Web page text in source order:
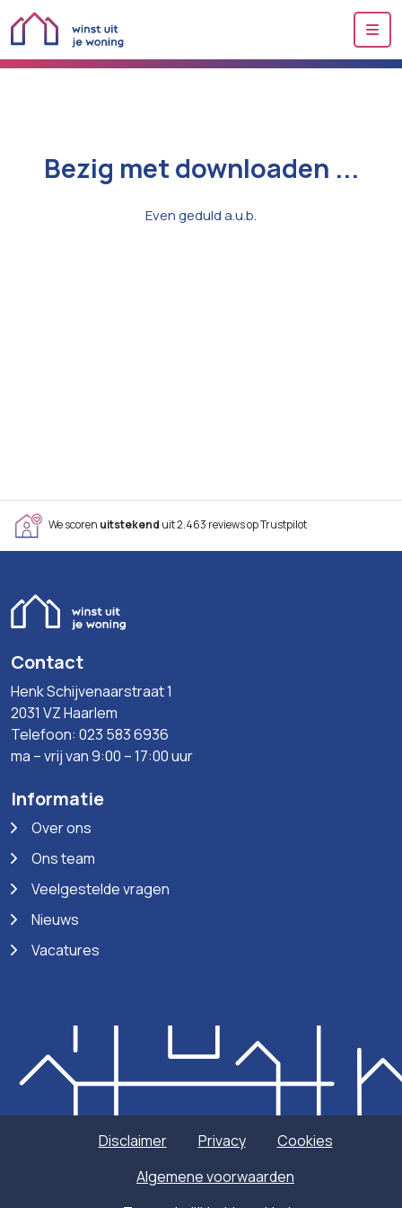
Bezig met downloaden ...
Even geduld a.u.b.
We scoren uitstekend uit 2.463 reviews op Trustpilot
Contact
Henk Schijvenaarstraat 1
2031 VZ Haarlem
Telefoon: 023 583 6936
ma – vrij van 9:00 – 17:00 uur
Informatie
Over ons
Ons team
Veelgestelde vragen
Nieuws
Vacatures
Disclaimer Privacy
Cookies
Algemene voorwaarden